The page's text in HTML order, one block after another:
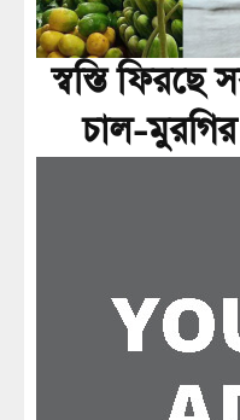
স্বস্তি
চাল-মুরগির